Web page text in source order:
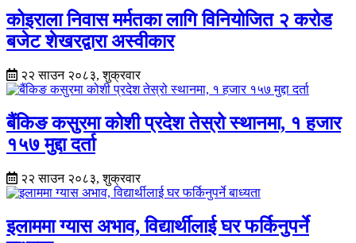
कोइराला निवास मर्मतका लागि विनियोजित २ करोड
बजेट शेखरद्वारा अस्वीकार
२२ साउन २०८३, शुक्रवार
बैंकिङ कसुरमा कोशी प्रदेश तेस्रो स्थानमा, १ हजार
१५७ मुद्दा दर्ता
२२ साउन २०८३, शुक्रवार
इलाममा ग्यास अभाव, विद्यार्थीलाई घर फर्किनुपर्ने